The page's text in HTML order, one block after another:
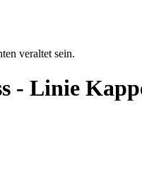
veraltet sein.
- Linie